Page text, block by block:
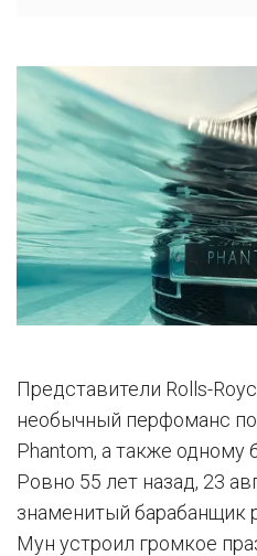
Представители Rolls-
необычный перфоманс
Phantom, а также
Ровно 55 лет назад, 23
знаменитый барабанщик
Мун устроил громкое